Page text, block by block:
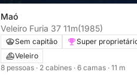
Maó
Veleiro Furia 37 11m(1985)
Sem capitão
Super
Veleiro
8 pessoas · 2 cabines · 6 camas · 11 m